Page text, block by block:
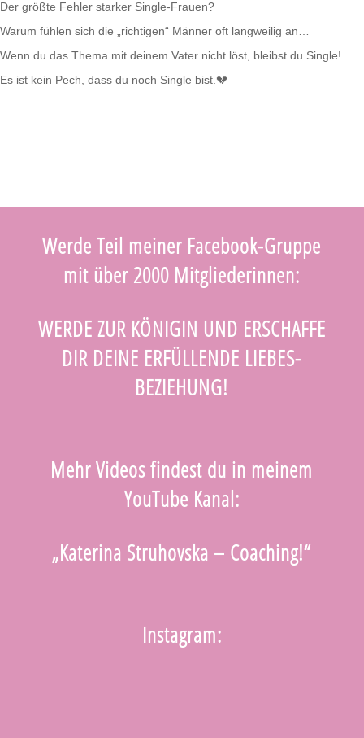
Der größte Fehler starker Single-Frauen?
Warum fühlen sich die „richtigen“ Männer oft langweilig an…
Wenn du das Thema mit deinem Vater nicht löst, bleibst du Single!
Es ist kein Pech, dass du noch Single bist.💔
Werde Teil meiner Facebook-Gruppe
mit über 2000 Mitgliederinnen:
WERDE ZUR KÖNIGIN UND ERSCHAFFE
DIR DEINE ERFÜLLENDE LIEBES-
BEZIEHUNG!
Mehr Videos findest du in meinem
YouTube Kanal:
„Katerina Struhovska – Coaching!“
Instagram: